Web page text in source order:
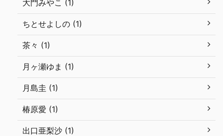
大門みやこ (1)
ちとせよしの (1)
茶々 (1)
月ヶ瀬ゆま (1)
月島圭 (1)
椿原愛 (1)
出口亜梨沙 (1)